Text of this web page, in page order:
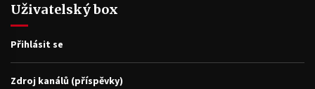
Uživatelský box
Přihlásit se
Zdroj kanálů (příspěvky)